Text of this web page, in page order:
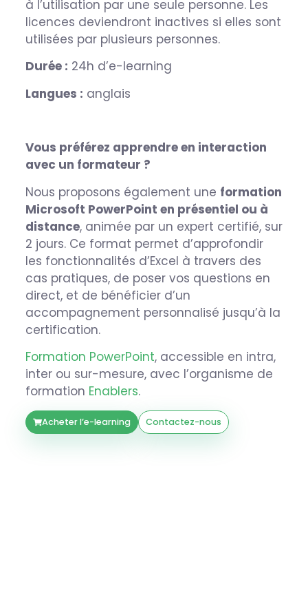
à l’utilisation par une seule personne. Les
licences deviendront inactives si elles sont
utilisées par plusieurs personnes.
Durée : 24h d’e-learning
Langues : anglais
Vous préférez apprendre en interaction
avec un formateur ?
Nous proposons également une formation
Microsoft PowerPoint en présentiel ou à
distance, animée par un expert certifié, sur
2 jours. Ce format permet d’approfondir
les fonctionnalités d’Excel à travers des
cas pratiques, de poser vos questions en
direct, et de bénéficier d’un
accompagnement personnalisé jusqu’à la
certification.
Formation PowerPoint, accessible en intra,
inter ou sur-mesure, avec l’organisme de
formation Enablers.
Acheter l’e-learning Contactez-nous